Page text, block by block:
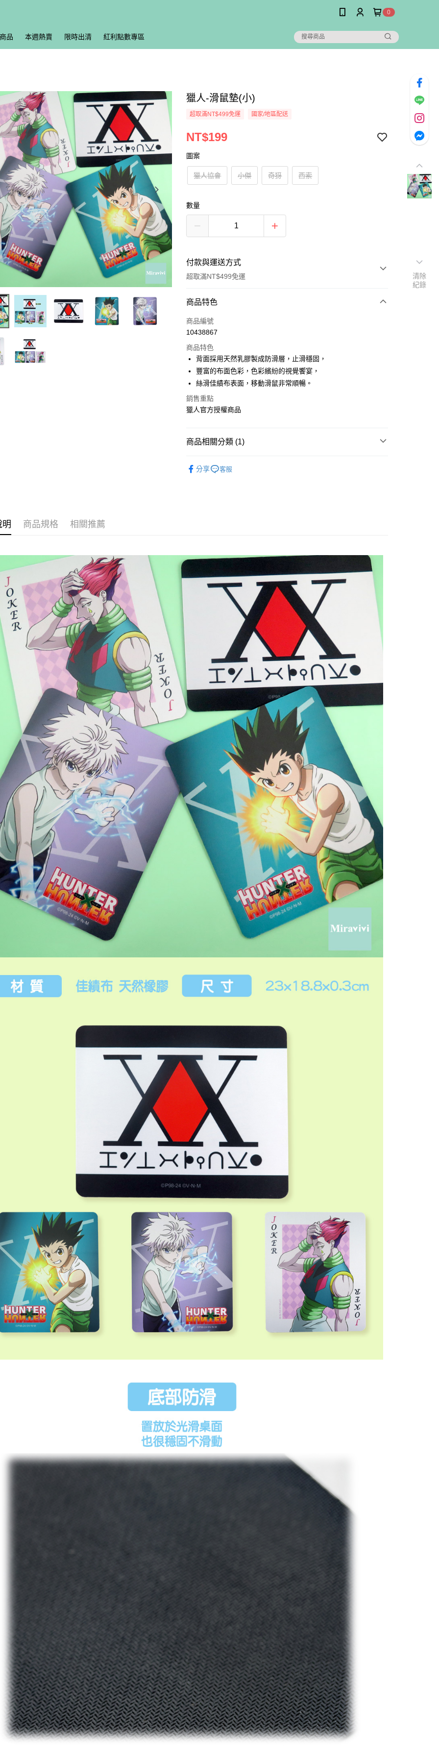
0
品 本週熱賣 限時出清 紅利點數專區
獵人-滑鼠墊(小)
超取滿NT$499免運 國家/地區配送
NT$199
圖案
獵人協會 小傑 奇犽 西索
數量
付款與運送方式
超取滿NT$499免運
付款方式
信用卡一次付款
LINE Pay
Apple Pay
悠遊付
相關說明
便利好安心！
／ATM／網路銀行／等多元方式進行付款，方視為交易完成。
※ 請注意：結帳手續完成當下不需立刻繳費，但若您需要取消訂單，請聯
絡購買商品的店家。未經商家同意取消之訂單仍視為有效，需透過AFTEE
先享後付繳納相關費用。
※ 交易是否成功請以「AFTEE先享後付 」之結帳頁面顯示為準，若有關於
是否繳費成功／繳費後需取消欲退款等相關疑問，請聯繫「AFTEE先享後
付客戶支援中心」https://netprotections.freshdesk.com/support/home
１．透過由恩沛科技股份有限公司提供之「AFTEE先享後付」服務完成之
交易，需依本服務之必要範圍內提供個人資料，並將交易相關給付款項請
求債權轉讓予恩沛科技股份有限公司。
２．關於個人資料處理事宜，請瀏覽以下網址：
https://aftee.tw/terms/#terms3
３．未成年的使用者請事先徵得法定代理人或監護人之同意方可使用
「AFTEE先享後付」，若未經同意申辦者引起之損失，本公司不負相關責
４．使用「AFTEE先享後付」時，將依據個別帳號之用戶狀況，依本公司
即時審查核予不同之上限額度；若仍有額度不足之情形，本公司將視審查
結果請求用戶進行身份認證。
５．嚴禁一人註冊多個帳號或使用他人資訊註冊。若發現惡意使用之情
形，恩沛科技股份有限公司將有權停止該用戶之使用額度並採取法律行
每筆NT$60，滿NT$499(含以上)免運費
付款後7-11取貨
每筆NT$60，滿NT$499(含以上)免運費
每筆NT$120，滿NT$499(含以上)免運費
海外宅配
商品特色
商品編號
10438867
商品特色
背面採用天然乳膠製成防滑層，止滑穩固，
豐富的布面色彩，色彩繽紛的視覺饗宴，
絲滑佳績布表面，移動滑鼠非常順暢。
銷售重點
獵人官方授權商品
商品相關分類 (1)
分享
客服
明 商品規格 相關推薦
清除
紀錄